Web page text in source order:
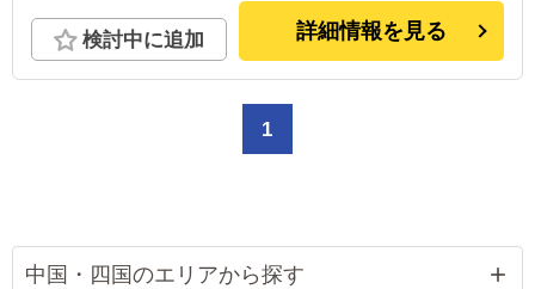
検討中に追加 詳細情報を見る
1
中国・四国のエリアから探す